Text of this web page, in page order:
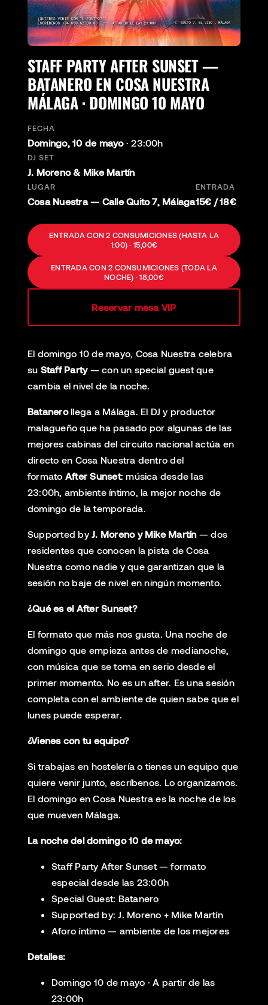
STAFF PARTY AFTER SUNSET —
BATANERO EN COSA NUESTRA
MÁLAGA · DOMINGO 10 MAYO
FECHA
Domingo, 10 de mayo·23:00h
DJ SET
J. Moreno & Mike Martín
LUGAR
Cosa Nuestra — Calle Quito 7, Málaga
ENTRADA
15€ / 18€
ENTRADA CON 2 CONSUMICIONES (HASTA LA
1:00) · 15,00€
ENTRADA CON 2 CONSUMICIONES (TODA LA
NOCHE) · 18,00€
Reservar mesa VIP
El domingo 10 de mayo, Cosa Nuestra celebra
su Staff Party— con un special guest que
cambia el nivel de la noche.
Batanerollega a Málaga. El DJ y productor
malagueño que ha pasado por algunas de las
mejores cabinas del circuito nacional actúa en
directo en Cosa Nuestra dentro del
formato After Sunset: música desde las
23:00h, ambiente íntimo, la mejor noche de
domingo de la temporada.
Supported byJ. Moreno y Mike Martín— dos
residentes que conocen la pista de Cosa
Nuestra como nadie y que garantizan que la
sesión no baje de nivel en ningún momento.
¿Qué es el After Sunset?
El formato que más nos gusta. Una noche de
domingo que empieza antes de medianoche,
con música que se toma en serio desde el
primer momento. No es un after. Es una sesión
completa con el ambiente de quien sabe que el
lunes puede esperar.
¿Vienes con tu equipo?
Si trabajas en hostelería o tienes un equipo que
quiere venir junto, escríbenos. Lo organizamos.
El domingo en Cosa Nuestra es la noche de los
que mueven Málaga.
La noche del domingo 10 de mayo:
Staff Party After Sunset — formato
especial desde las 23:00h
Special Guest: Batanero
Supported by: J. Moreno + Mike Martín
Aforo íntimo — ambiente de los mejores
Detalles:
Domingo 10 de mayo · A partir de las
23:00h